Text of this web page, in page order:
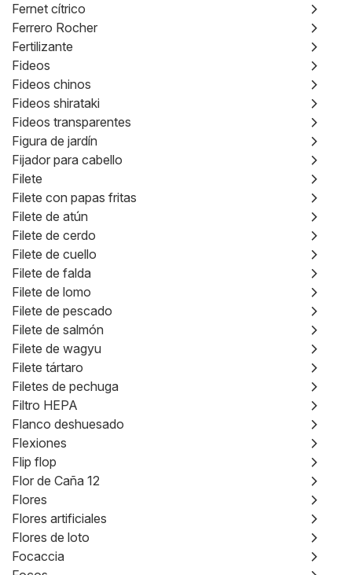
Fernet cítrico
Ferrero Rocher
Fertilizante
Fideos
Fideos chinos
Fideos shirataki
Fideos transparentes
Figura de jardín
Fijador para cabello
Filete
Filete con papas fritas
Filete de atún
Filete de cerdo
Filete de cuello
Filete de falda
Filete de lomo
Filete de pescado
Filete de salmón
Filete de wagyu
Filete tártaro
Filetes de pechuga
Filtro HEPA
Flanco deshuesado
Flexiones
Flip flop
Flor de Caña 12
Flores
Flores artificiales
Flores de loto
Focaccia